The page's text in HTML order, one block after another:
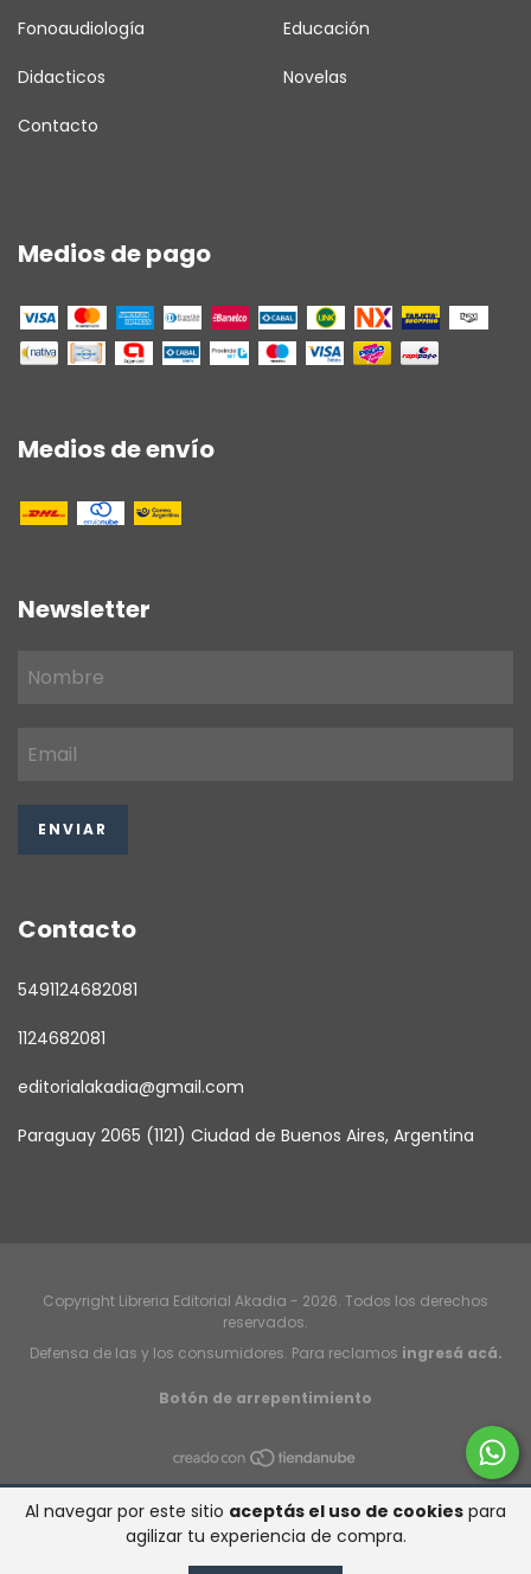
Al navegar por este sitio aceptás el uso de cookies para
agilizar tu experiencia de compra.
Fonoaudiología Educación
Didacticos Novelas
Contacto
Medios de pago
Medios de envío
Newsletter
Contacto
5491124682081
1124682081
editorialakadia@gmail.com
Paraguay 2065 (1121) Ciudad de Buenos Aires, Argentina
Copyright Libreria Editorial Akadia - 2026. Todos los derechos
reservados.
Defensa de las y los consumidores. Para reclamos ingresá acá.
Botón de arrepentimiento